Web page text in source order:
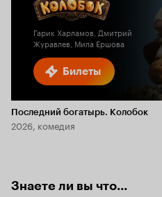
Билеты
Гарик Харламов, Дмитрий
Журавлев, Мила Ершова
Последний богатырь. Колобок
2026, комедия
Знаете ли вы что...